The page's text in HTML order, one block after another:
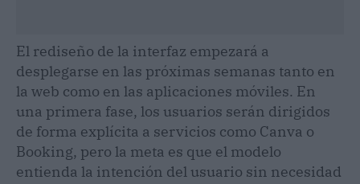
El rediseño de la interfaz empezará a
desplegarse en las próximas semanas tanto en
la web como en las aplicaciones móviles. En
una primera fase, los usuarios serán dirigidos
de forma explícita a servicios como Canva o
Booking, pero la meta es que el modelo
entienda la intención del usuario sin necesidad